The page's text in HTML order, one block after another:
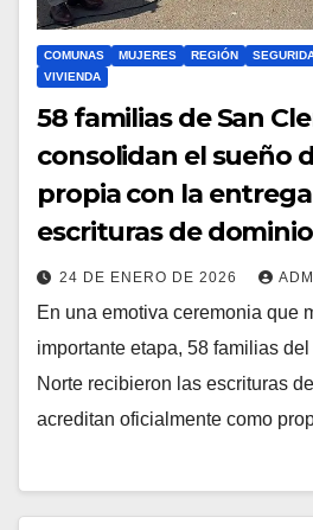
COMUNAS MUJERES REGIÓN
VIVIENDA
58 familias de San
consolidan el sueño
propia con la
escrituras de dominio
24 DE ENERO DE 2026
En una emotiva ceremonia que
importante etapa, 58 familias
Norte recibieron las escrituras
acreditan oficialmente como